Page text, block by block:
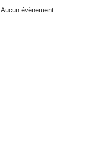
Aucun évènement